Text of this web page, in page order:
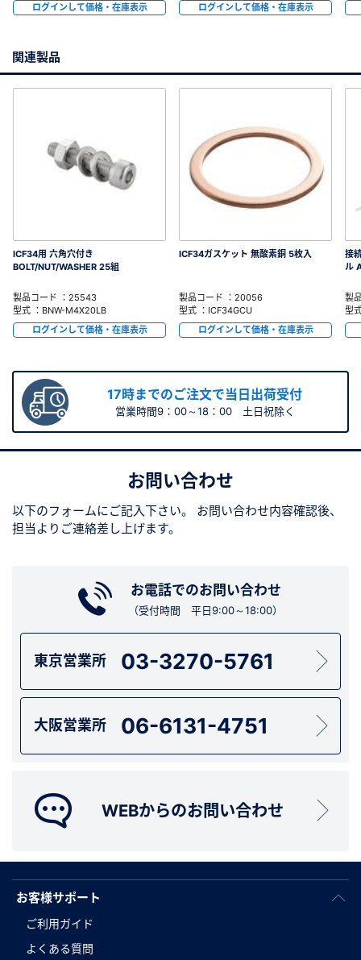
ログインして価格・在庫表示
ログインして価格・在庫表示
関連製品
ICF34用 六角穴付き
BOLT/NUT/WASHER 25組
製品コード ：25543
型式 ：BNW-M4X20LB
ログインして価格・在庫表示
ICF34ガスケット 無酸素銅 5枚入
製品コード ：20056
型式 ：ICF34GCU
ログインして価格・在庫表示
接
ル
製
型
17時までのご注文で当日出荷受付
営業時間9：00～18：00 土日祝除く
お問い合わせ
以下のフォームにご記入下さい。
お問い合わせ内容確認後、
担当よりご連絡差し上げます。
お電話でのお問い合わせ
（受付時間 平日9:00～18:00）
東京営業所 03-3270-5761
大阪営業所 06-6131-4751
WEBからのお問い合わせ
お客様サポート
ご利用ガイド
よくある質問